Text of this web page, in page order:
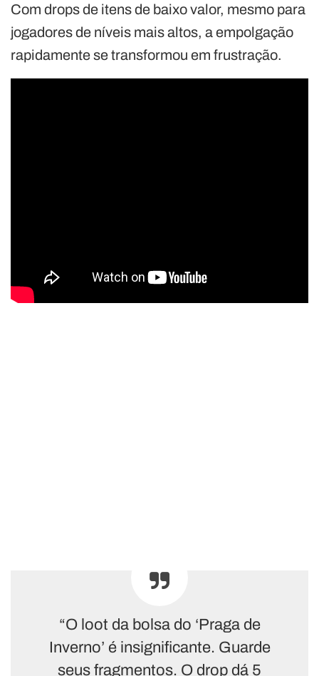
Com drops de itens de baixo valor, mesmo para
jogadores de níveis mais altos, a empolgação
rapidamente se transformou em frustração.
“O loot da bolsa do ‘Praga de
Inverno’ é insignificante. Guarde
seus fragmentos. O drop dá 5